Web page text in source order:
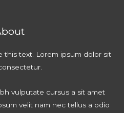
this text. Lorem ipsum dolor sit
vulputate cursus a sit amet
velit nam nec tellus a odio